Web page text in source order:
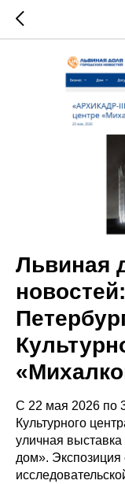
Львиная
С 22 мая 2026 по
Культурного
уличная
дом».